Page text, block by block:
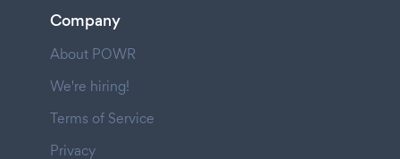
Company
About POWR
We're hiring!
Terms of Service
Privacy